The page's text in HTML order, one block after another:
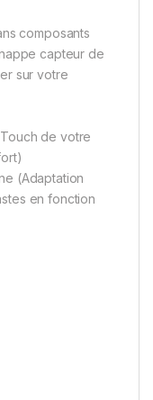
composants
capteur de
sur votre
de votre
(Adaptation
en fonction